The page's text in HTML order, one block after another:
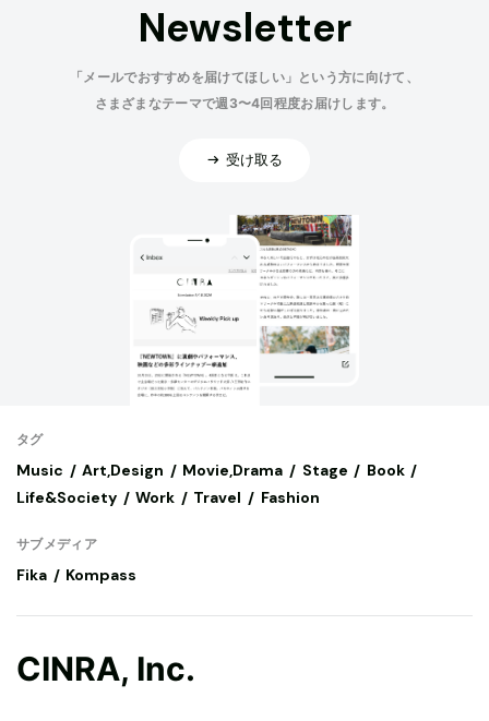
Newsletter
「メールでおすすめを届けてほしい」という方に向けて、
さまざまなテーマで週3〜4回程度お届けします。
受け取る
タグ
Music Art,Design Movie,Drama Stage
Book
Life&Society
Work Travel Fashion
サブメディア
Fika Kompass
CINRA, Inc.